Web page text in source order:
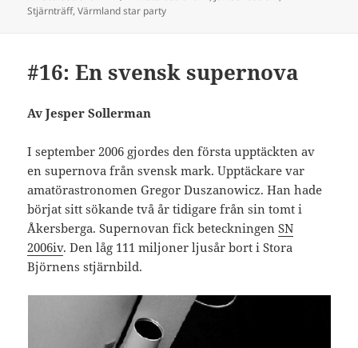
Stjärnträff,Värmland star party
#16: En svensk supernova
Av Jesper Sollerman
I september 2006 gjordes den första upptäckten av
en supernova från svensk mark. Upptäckare var
amatörastronomen Gregor Duszanowicz. Han hade
börjat sitt sökande två år tidigare från sin tomt i
Åkersberga. Supernovan fick beteckningenSN
2006iv. Den låg 111 miljoner ljusår bort i Stora
Björnens stjärnbild.